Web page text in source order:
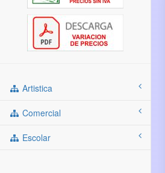
Artistica
Comercial
Escolar